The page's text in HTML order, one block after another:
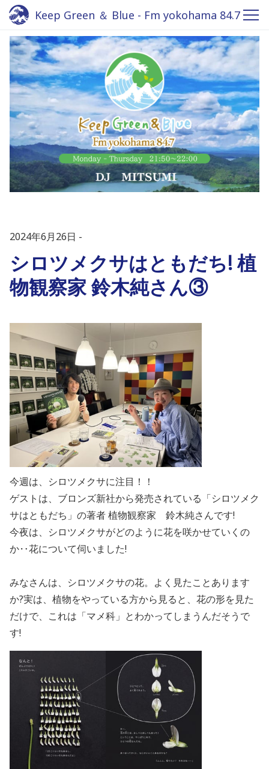
Keep Green ＆ Blue - Fm yokohama 84.7
2024年6月26日
シロツメクサはともだち! 植
物観察家 鈴木純さん③
今週は、シロツメクサに注目！！
ゲストは、ブロンズ新社から発売されている「シロツメク
サはともだち」の著者 植物観察家 鈴木純さんです!
今夜は、シロツメクサがどのように花を咲かせていくの
か‥花について伺いました!
みなさんは、シロツメクサの花。よく見たことあります
か?実は、植物をやっている方から見ると、花の形を見た
だけで、これは「マメ科」とわかってしまうんだそうで
す!